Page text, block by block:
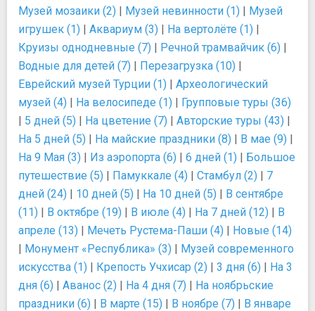
Музей мозаики (2) | Музей невинности (1) | Музей
игрушек (1) | Аквариум (3) | На вертолёте (1) |
Круизы однодневные (7) | Речной трамвайчик (6) |
Водные для детей (7) | Перезагрузка (10) |
Еврейский музей Турции (1) | Археологический
музей (4) | На велосипеде (1) | Групповые туры (36)
| 5 дней (5) | На цветение (7) | Авторские туры (43) |
На 5 дней (5) | На майские праздники (8) | В мае (9) |
На 9 Мая (3) | Из аэропорта (6) | 6 дней (1) | Большое
путешествие (5) | Памуккале (4) | Стамбул (2) | 7
дней (24) | 10 дней (5) | На 10 дней (5) | В сентябре
(11) | В октябре (19) | В июле (4) | На 7 дней (12) | В
апреле (13) | Мечеть Рустема-Паши (4) | Новые (14)
| Монумент «Республика» (3) | Музей современного
искусства (1) | Крепость Учхисар (2) | 3 дня (6) | На 3
дня (6) | Аванос (2) | На 4 дня (7) | На ноябрьские
праздники (6) | В марте (15) | В ноябре (7) | В январе